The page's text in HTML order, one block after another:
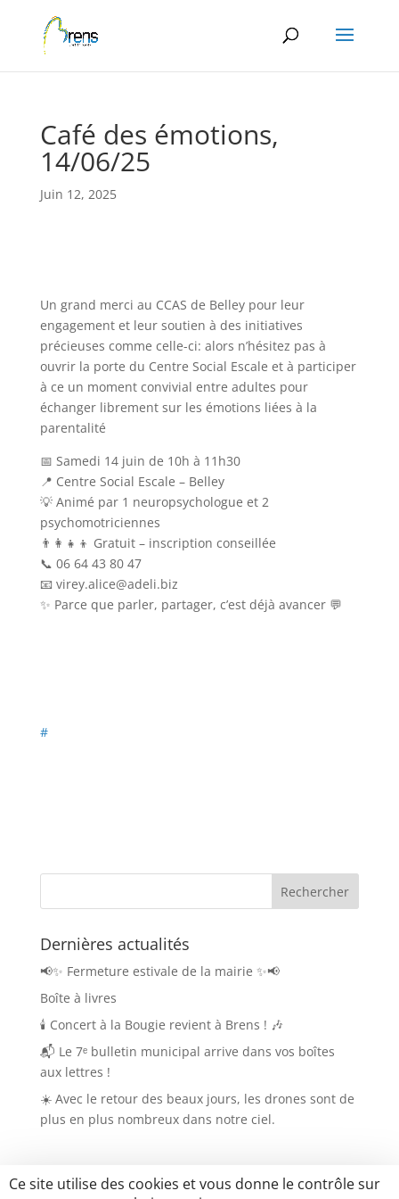
Café des émotions,
14/06/25
Juin 12, 2025
Un grand merci au CCAS de Belley pour leur
engagement et leur soutien à des initiatives
précieuses comme celle-ci: alors n’hésitez pas à
ouvrir la porte du Centre Social Escale et à participer
à ce un moment convivial entre adultes pour
échanger librement sur les émotions liées à la
parentalité
📅 Samedi 14 juin de 10h à 11h30
📍 Centre Social Escale – Belley
💡 Animé par 1 neuropsychologue et 2
psychomotriciennes
👨‍👩‍👧‍👦 Gratuit – inscription conseillée
📞 06 64 43 80 47
📧 virey.alice@adeli.biz
✨ Parce que parler, partager, c’est déjà avancer 💬
#
Dernières actualités
📢✨ Fermeture estivale de la mairie ✨📢
Boîte à livres
🕯️ Concert à la Bougie revient à Brens ! 🎶
📬 Le 7ᵉ bulletin municipal arrive dans vos boîtes
aux lettres !
☀️ Avec le retour des beaux jours, les drones sont de
plus en plus nombreux dans notre ciel.
Ce site utilise des cookies et vous donne le contrôle sur